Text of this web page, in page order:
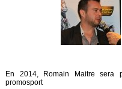
En 2014, Romain Maitre sera
promosport